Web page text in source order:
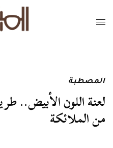
المصطبة
لعنة اللون الأبيض..
من الملائكة